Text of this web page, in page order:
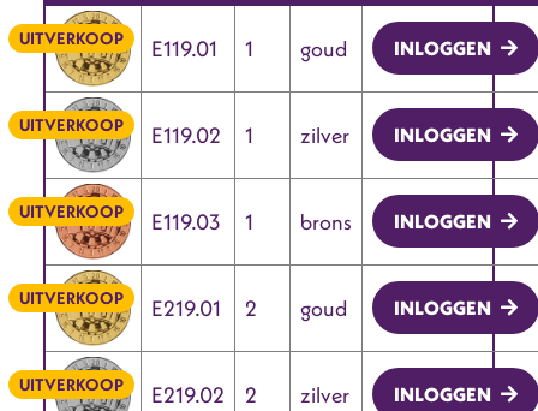
UITVERKOOP E119.01 1 goud INLOGGEN
UITVERKOOP E119.02 1 zilver INLOGGEN
UITVERKOOP E119.03 1 brons INLOGGEN
UITVERKOOP E219.01 2 goud INLOGGEN
UITVERKOOP E219.02 2 zilver INLOGGEN